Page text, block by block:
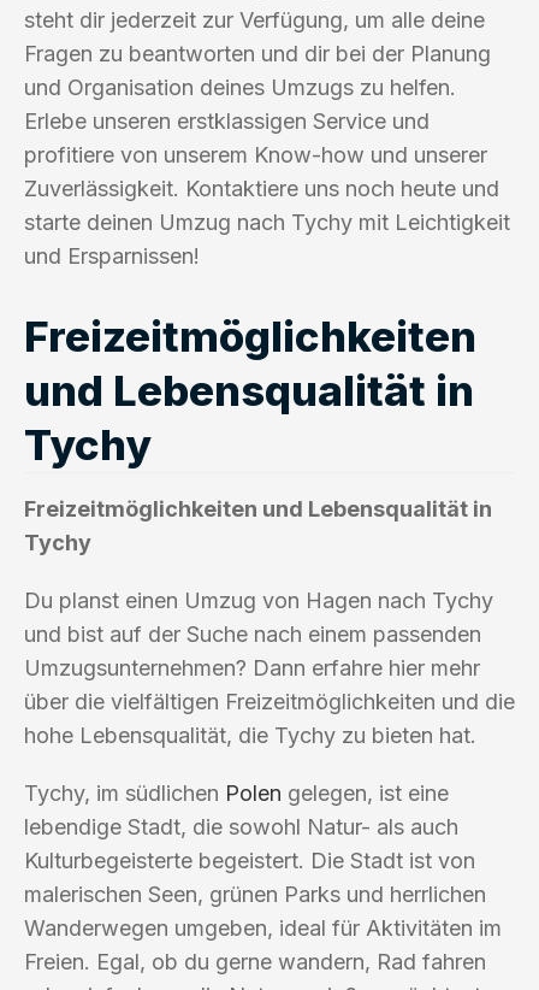
steht dir jederzeit zur Verfügung, um alle deine
Fragen zu beantworten und dir bei der Planung
und Organisation deines Umzugs zu helfen.
Erlebe unseren erstklassigen Service und
profitiere von unserem Know-how und unserer
Zuverlässigkeit. Kontaktiere uns noch heute und
starte deinen Umzug nach Tychy mit Leichtigkeit
und Ersparnissen!
Freizeitmöglichkeiten
und Lebensqualität in
Tychy
Freizeitmöglichkeiten und Lebensqualität in
Tychy
Du planst einen Umzug von Hagen nach Tychy
und bist auf der Suche nach einem passenden
Umzugsunternehmen? Dann erfahre hier mehr
über die vielfältigen Freizeitmöglichkeiten und die
hohe Lebensqualität, die Tychy zu bieten hat.
Tychy, im südlichen Polen gelegen, ist eine
lebendige Stadt, die sowohl Natur- als auch
Kulturbegeisterte begeistert. Die Stadt ist von
malerischen Seen, grünen Parks und herrlichen
Wanderwegen umgeben, ideal für Aktivitäten im
Freien. Egal, ob du gerne wandern, Rad fahren